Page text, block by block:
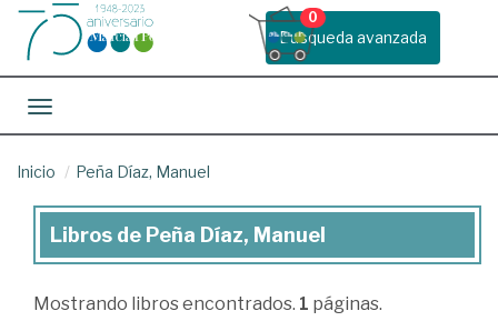
Busqueda avanzada
0
Toggle navigation
Inicio Peña Díaz, Manuel
Libros
Peña
Libros de Peña Díaz, Manuel
Mostrando libros encontrados. 1 páginas.